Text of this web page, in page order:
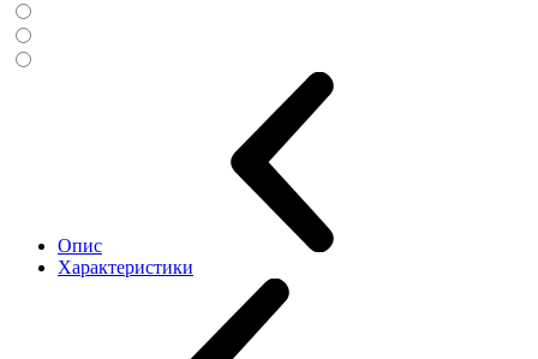
Опис
Характеристики